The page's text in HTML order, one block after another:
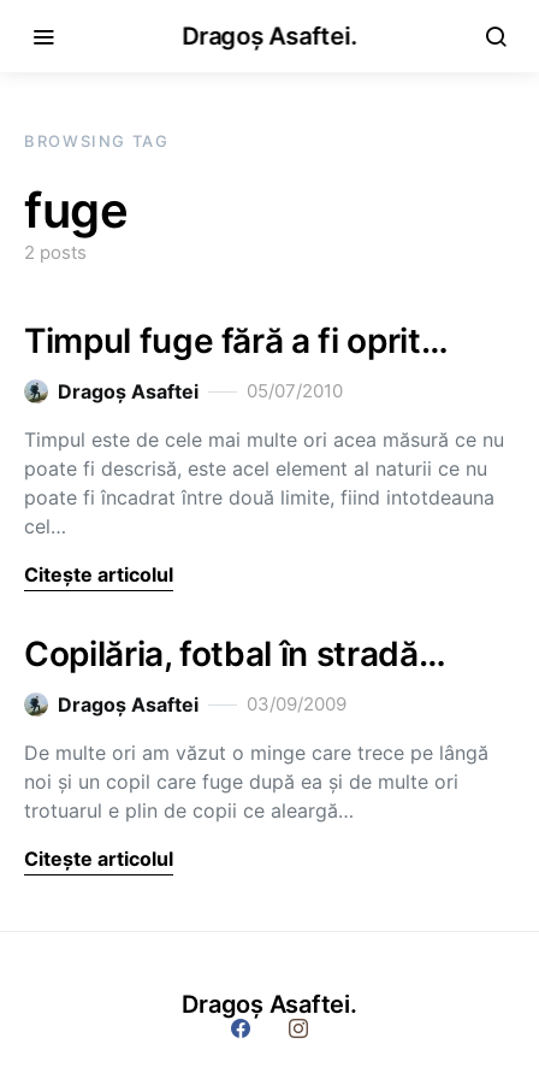
Dragoș Asaftei.
BROWSING TAG
fuge
2 posts
Timpul fuge fără a fi oprit…
Dragoş Asaftei 05/07/2010
Timpul este de cele mai multe ori acea măsură ce nu
poate fi descrisă, este acel element al naturii ce nu
poate fi încadrat între două limite, fiind intotdeauna
cel…
Citește articolul
Copilăria, fotbal în stradă…
Dragoş Asaftei 03/09/2009
De multe ori am văzut o minge care trece pe lângă
noi şi un copil care fuge după ea şi de multe ori
trotuarul e plin de copii ce aleargă…
Citește articolul
Dragoș Asaftei.